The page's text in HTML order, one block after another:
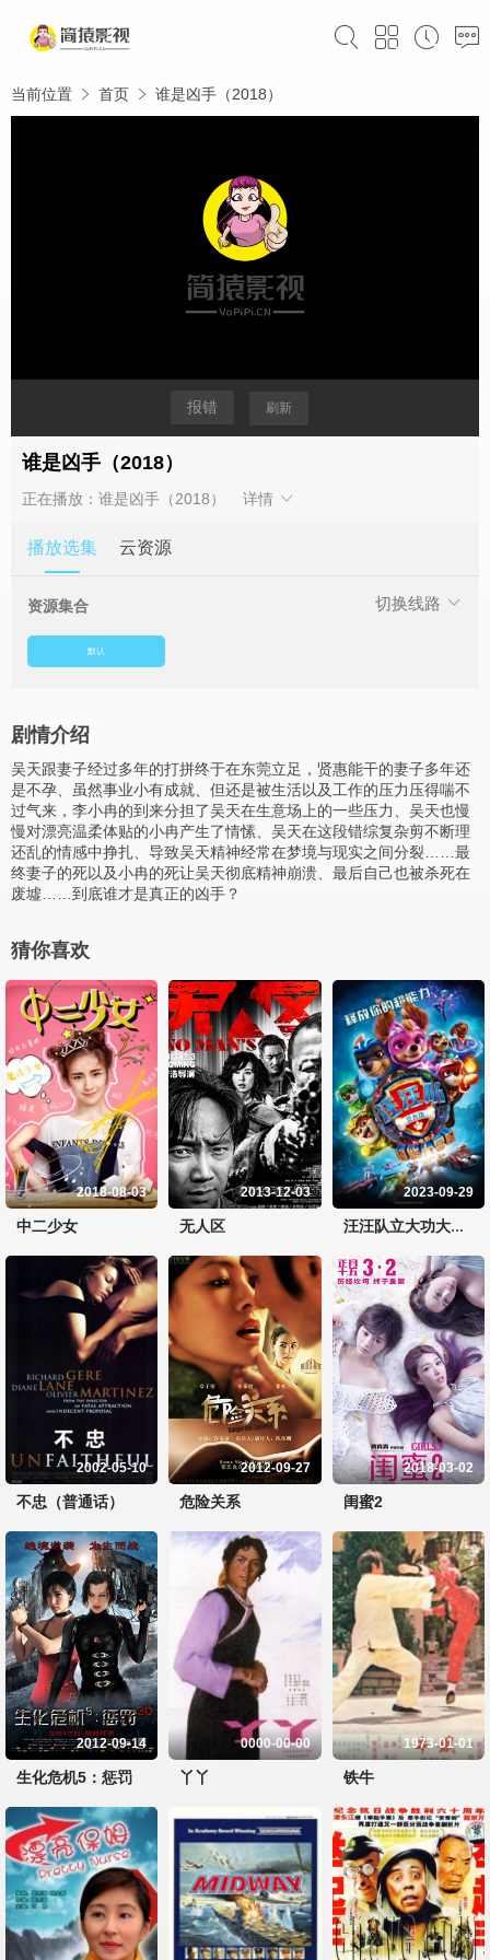
当前位置 首页 谁是凶手（2018）
报错 刷新
谁是凶手（2018）
正在播放：谁是凶手（2018） 详情
播放选集 云资源
切换线路
资源集合
默认
剧情介绍
吴天跟妻子经过多年的打拼终于在东莞立足，贤惠能干的妻子多年还
是不孕、虽然事业小有成就、但还是被生活以及工作的压力压得喘不
过气来，李小冉的到来分担了吴天在生意场上的一些压力、吴天也慢
慢对漂亮温柔体贴的小冉产生了情愫、吴天在这段错综复杂剪不断理
还乱的情感中挣扎、导致吴天精神经常在梦境与现实之间分裂……最
终妻子的死以及小冉的死让吴天彻底精神崩溃、最后自己也被杀死在
废墟……到底谁才是真正的凶手？
猜你喜欢
2018-08-03
中二少女
2013-12-03
无人区
2023-09-29
汪汪队立大功大电影2：超能大冒险
2002-05-10
不忠（普通话）
2012-09-27
危险关系
2018-03-02
闺蜜2
2012-09-14
生化危机5：惩罚
0000-00-00
丫丫
1973-01-01
铁牛